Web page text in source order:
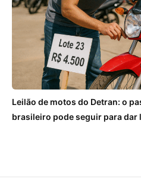
Leilão de motos do Detran: o
brasileiro pode seguir para dar